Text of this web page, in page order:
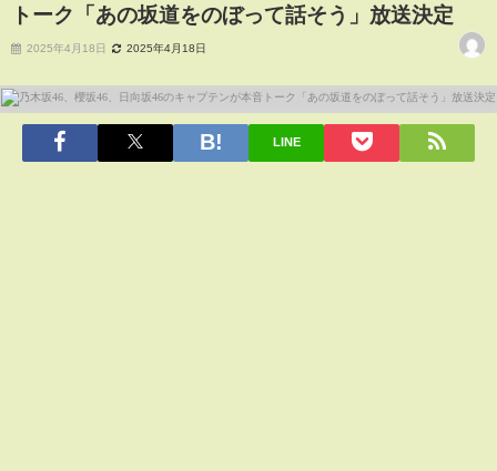
トーク「あの坂道をのぼって話そう」放送決定
2025年4月18日 2025年4月18日
LINE